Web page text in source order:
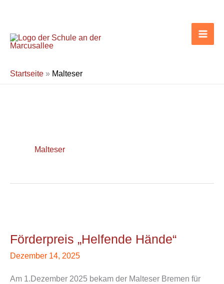
springen
Startseite » Malteser
Malteser
Förderpreis „Helfende Hände“
Dezember 14, 2025
Am 1.Dezember 2025 bekam der Malteser Bremen für
Hände“